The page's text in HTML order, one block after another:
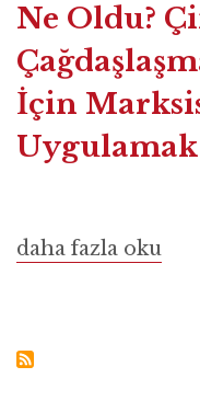
Ne Oldu?
İçin
Uygulamak
Sovyet
“Reformu”nun
Kurtaran
Ne
daha fazla oku